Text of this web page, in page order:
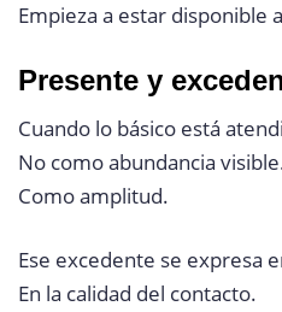
Empieza a estar disponible
Presente y
Cuando lo básico está
No como abundancia
Como amplitud.
Ese excedente se expresa
En la calidad del contacto.